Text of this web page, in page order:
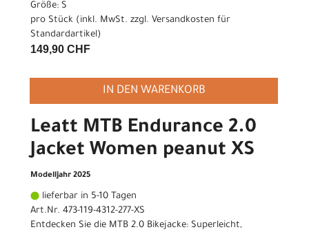
Größe: S
pro Stück (inkl. MwSt. zzgl. Versandkosten für
Standardartikel)
149,90 CHF
IN DEN WARENKORB
Leatt MTB Endurance 2.0
Jacket Women peanut XS
Modelljahr 2025
lieferbar in 5-10 Tagen
Art.Nr. 473-119-4312-277-XS
Entdecken Sie die MTB 2.0 Bikejacke: Superleicht,